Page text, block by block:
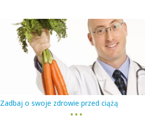
Zadbaj o swoje zdrowie przed ciążą
▪ ▪ ▪